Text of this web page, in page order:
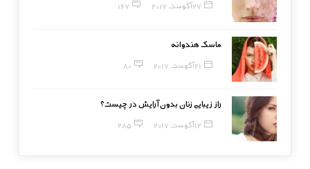
27 آگوست, 2017 167
ماسک هندوانه
21 آگوست, 2017 80
راز زیبایی زنان بدون آرایش در چیست؟
12 آگوست, 2017 285